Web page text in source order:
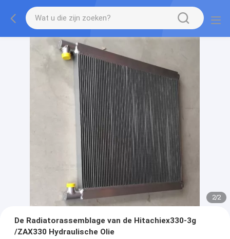
2/2
De Radiatorassemblage van de Hitachiex330-3g
/ZAX330 Hydraulische Olie